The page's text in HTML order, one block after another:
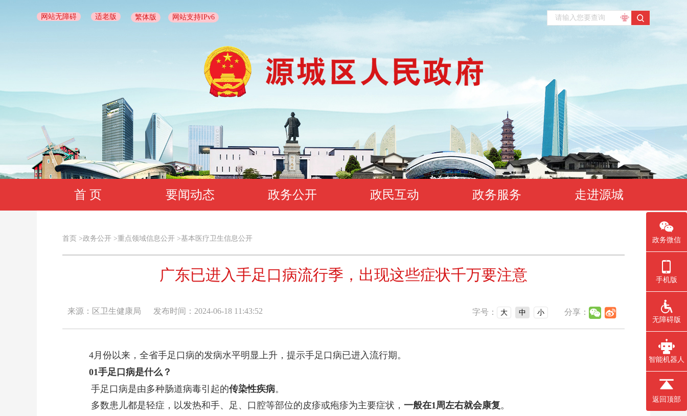
网站无障碍 适老版 繁体版 网站支持IPv6
首 页 要闻动态 政务公开 政民互动 政务服务 走进源城
首页 >政务公开 >重点领域信息公开 >基本医疗卫生信息公开
广东已进入手足口病流行季，出现这些症状千万要注意
来源：区卫生健康局 发布时间：2024-06-18 11:43:52 字号： 大 中 小 分享：
4月份以来，全省手足口病的发病水平明显上升，提示手足口病已进入流行期。
01手足口病是什么？
手足口病是由多种肠道病毒引起的传染性疾病。
多数患儿都是轻症，以发热和手、足、口腔等部位的皮疹或疱疹为主要症状， 一般在1周左右就会康复。
政务微信
手机版
无障碍版
智能机器人
返回顶部